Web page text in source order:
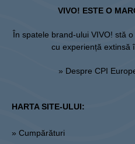
VIVO! ESTE O
În spatele brand-ului VIVO! stă
cu experiență extinsă
» Despre CPI
HARTA SITE-ULUI:
» Cumpărături